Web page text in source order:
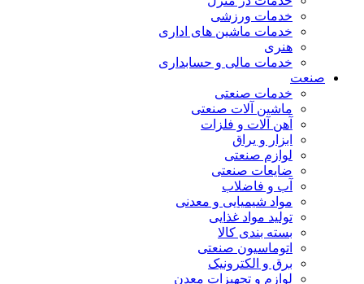
خدمات ورزشی
خدمات ماشین های اداری
هنری
خدمات مالی و حسابداری
صنعت
خدمات صنعتی
ماشین آلات صنعتی
آهن آلات و فلزات
ابزار و یراق
لوازم صنعتی
ضایعات صنعتی
آب و فاضلاب
مواد شیمیایی و معدنی
تولید مواد غذایی
بسته بندی کالا
اتوماسیون صنعتی
برق و الکترونیک
لوازم و تجهیزات معدن